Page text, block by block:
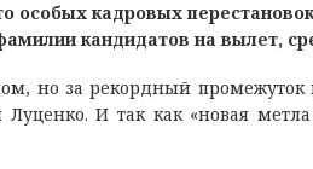
особых кадровых
кандидатов на вылет,
но за рекордный
И так как «новая